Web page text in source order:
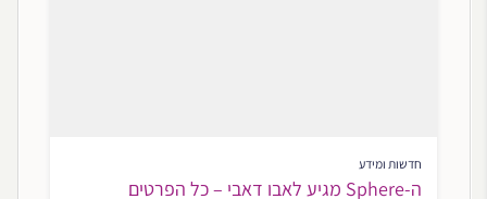
חדשות ומידע
ה-Sphere מגיע לאבו דאבי – כל הפרטים